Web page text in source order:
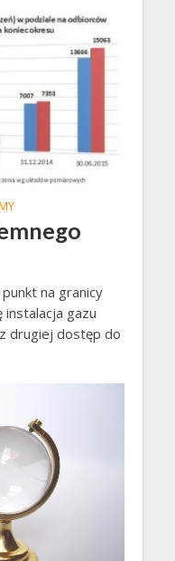
na granicy
instalacja gazu
drugiej dostęp do